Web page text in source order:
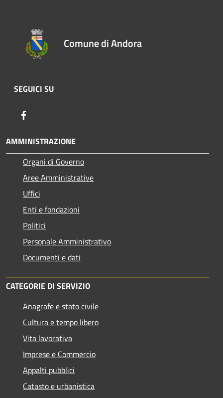
Comune di Andora
SEGUICI SU
AMMINISTRAZIONE
Organi di Governo
Aree Amministrative
Uffici
Enti e fondazioni
Politici
Personale Amministrativo
Documenti e dati
CATEGORIE DI SERVIZIO
Anagrafe e stato civile
Cultura e tempo libero
Vita lavorativa
Imprese e Commercio
Appalti pubblici
Catasto e urbanistica